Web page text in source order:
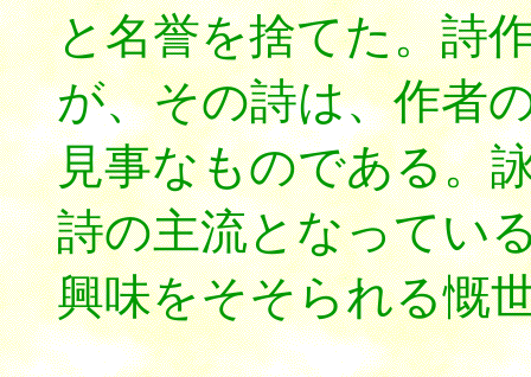
と名誉を捨てた。詩
が、その詩は、作者
見事なものである。
詩の主流となってい
興味をそそられる慨